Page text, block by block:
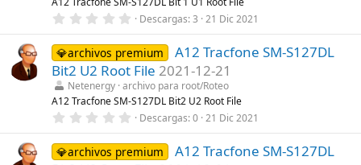
e
l
a
(
s
0
0
0
e
s
t
r
e
l
a
(
Descargas 3 21 Dic 2021
💎archivos premium
A12 Tracfone SM-S127DL
Bit2 U2 Root File 2021-12-21
Netenergy archivo para root/Roteo
A12 Tracfone SM-S127DL Bit2 U2 Root File
0
0
0
e
Descargas 0 21 Dic 2021
💎archivos premium
A12 Tracfone SM-S127DL